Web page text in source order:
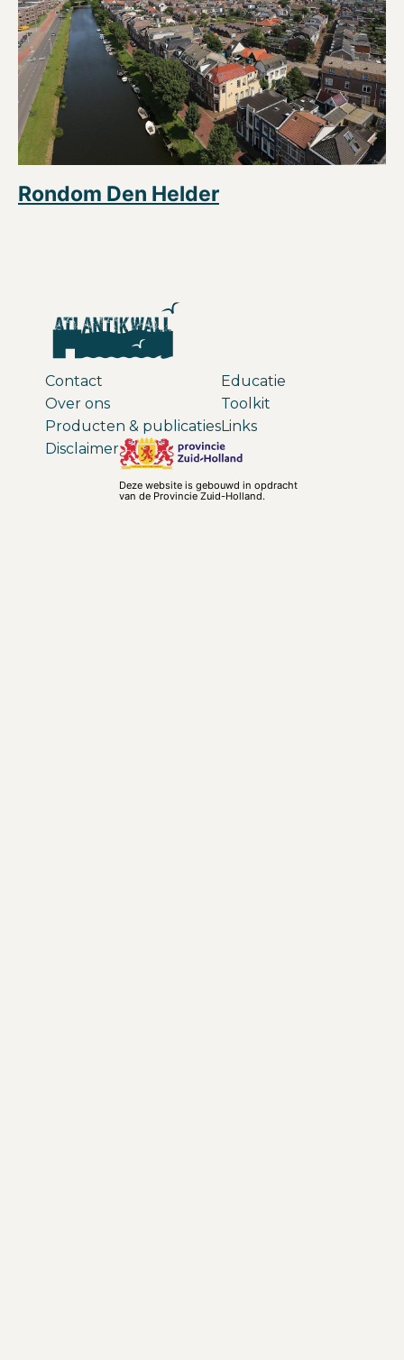
Rondom Den Helder
Contact
Over ons
Producten & publicaties
Educatie
Toolkit
Links
Disclaimer
Deze website is gebouwd in opdracht
van de Provincie Zuid-Holland.